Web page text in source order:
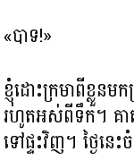
«បាទ!»
ខ្ញុំដោះក្រមាពីខ្លួន
រហូតអស់ពីទឹក។ គា
ទៅផ្ទះវិញ។ ថ្ងៃ